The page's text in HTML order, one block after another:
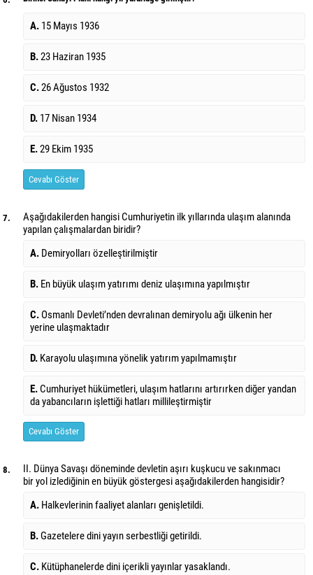
A. 15 Mayıs 1936
B.23 Haziran 1935
C.26 Ağustos 1932
D. 17 Nisan 1934
E.29 Ekim 1935
Cevabı Göster
7.
Aşağıdakilerden hangisi Cumhuriyetin ilk yıllarında ulaşım alanında
yapılan çalışmalardan biridir?
A. Demiryolları özelleştirilmiştir
B. En büyük ulaşım yatırımı deniz ulaşımına yapılmıştır
C. Osmanlı Devleti’nden devralınan demiryolu ağı ülkenin her
yerine ulaşmaktadır
D. Karayolu ulaşımına yönelik yatırım yapılmamıştır
E.Cumhuriyet hükümetleri, ulaşım hatlarını artırırken diğer yandan
da yabancıların işlettiği hatları millileştirmiştir
Cevabı Göster
8.
II. Dünya Savaşı döneminde devletin aşırı kuşkucu ve sakınmacı
bir yol izlediğinin en büyük göstergesi aşağıdakilerden hangisidir?
A. Halkevlerinin faaliyet alanları genişletildi.
B.Gazetelere dini yayın serbestliği getirildi.
C. Kütüphanelerde dini içerikli yayınlar yasaklandı.